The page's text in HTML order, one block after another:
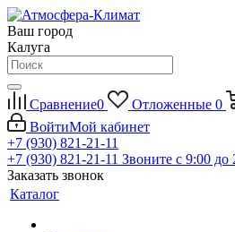
Ваш город
Калуга
Сравнение0 Отложенные 0
ВойтиМой кабинет
+7 (930) 821-21-11
+7 (930) 821-21-11 Звоните с 9:00 до
Заказать звонок
Каталог